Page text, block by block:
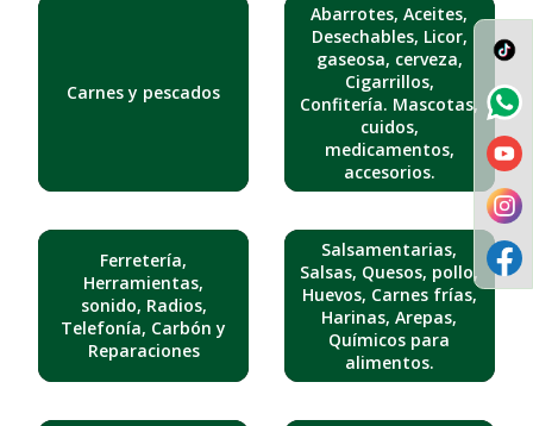
Carnes y pescados
Abarrotes, Aceites,
Desechables, Licor,
gaseosa, cerveza,
Cigarrillos,
Confitería. Mascotas,
cuidos,
medicamentos,
accesorios.
Ferretería,
Herramientas,
sonido, Radios,
Telefonía, Carbón y
Reparaciones
Salsamentarias,
Salsas, Quesos, pollo,
Huevos, Carnes frías,
Harinas, Arepas,
Químicos para
alimentos.